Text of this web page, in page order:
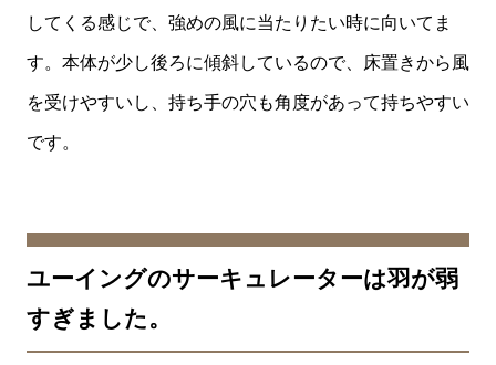
してくる感じで、強めの風に当たりたい時に向いてま
す。本体が少し後ろに傾斜しているので、床置きから風
を受けやすいし、持ち手の穴も角度があって持ちやすい
です。
ユーイングのサーキュレーターは羽が弱
すぎました。